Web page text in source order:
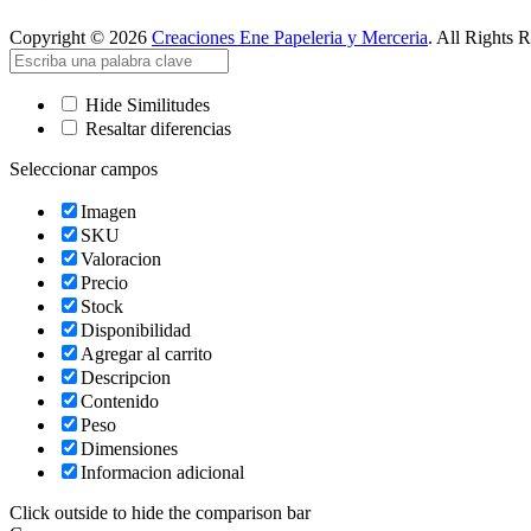
Copyright © 2026 Creaciones Ene Papeleria y Merceria. All Rights
Hide Similitudes
Resaltar diferencias
Seleccionar campos
Imagen
SKU
Valoracion
Precio
Stock
Disponibilidad
Agregar al carrito
Descripcion
Contenido
Peso
Dimensiones
Informacion adicional
Click outside to hide the comparison bar